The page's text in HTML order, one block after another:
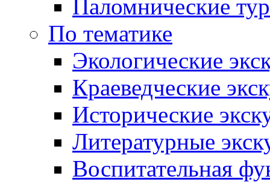
Паломнические
По тематике
Экологические
Краеведческие
Исторические
Литературные
Воспитательная